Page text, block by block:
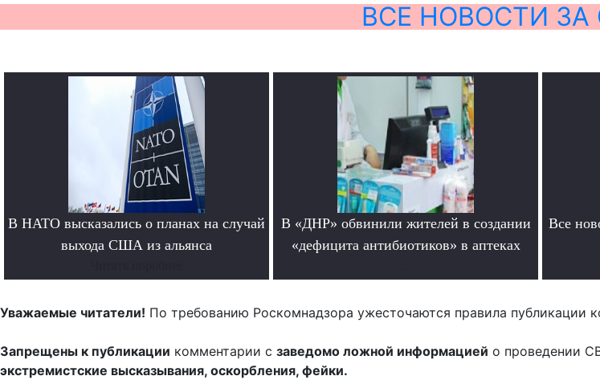
ВСЕ НОВОСТИ ЗА
В НАТО высказались о планах на случай
выхода США из альянса
В «ДНР» обвинили жителей в создании
«дефицита антибиотиков» в аптеках
Все
Уважаемые читатели! По требованию Роскомнадзора ужесточаются правила публикации
Запрещены к публикации комментарии с заведомо ложной информацией о проведении
экстремистские высказывания, оскорбления, фейки.